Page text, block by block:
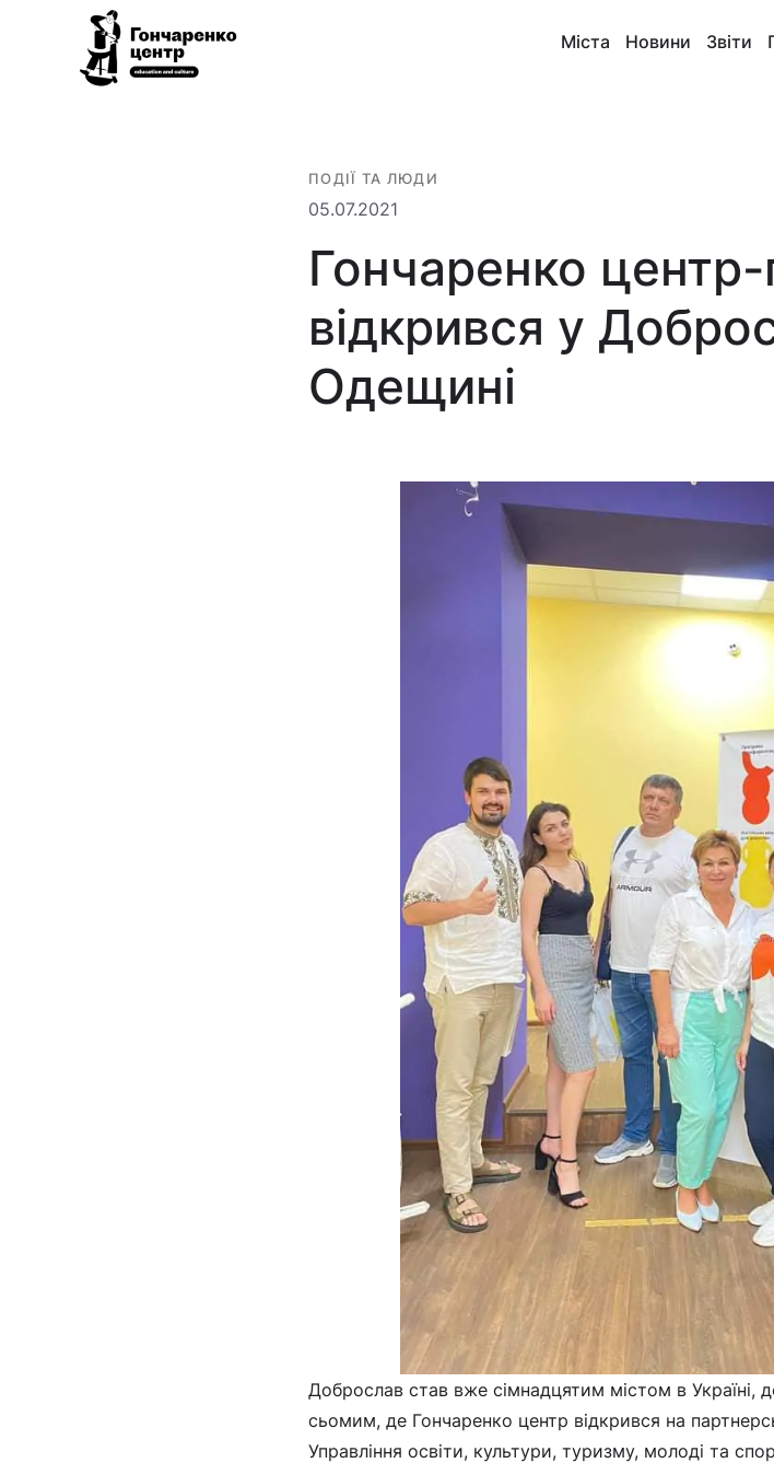
Гончаренко
Міста Новини Звіти
ПОДІЇ ТА ЛЮДИ
05.07.2021
Гончаренко
відкрився у
Одещині
Доброслав став вже сімнадцятим містом в Україні,
сьомим, де Гончаренко центр відкрився на
Управління освіти, культури, туризму, молоді та